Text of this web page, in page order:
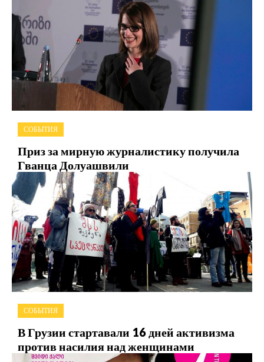
СОБЫТИЯ
Приз за мирную журналистику получила
Гванца Долуашвили
СОБЫТИЯ
В Грузии стартавали 16 дней активизма
против насилия над женщинами